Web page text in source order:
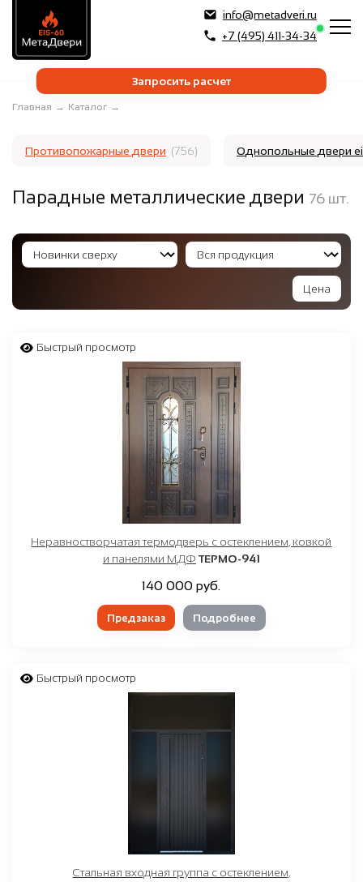
info@metadveri.ru
+7 (495) 411-34-34
Запросить расчет
Главная → Каталог →
Противопожарные двери (756) Однопольные двери
Парадные металлические двери 76 шт.
Цена
от
Быстрый просмотр
Неравностворчатая термодверь с остеклением, ковкой
и панелями МДФ ТЕРМО-941
140 000 руб.
Предзаказ Подробнее
Быстрый просмотр
Стальная входная группа с остеклением,